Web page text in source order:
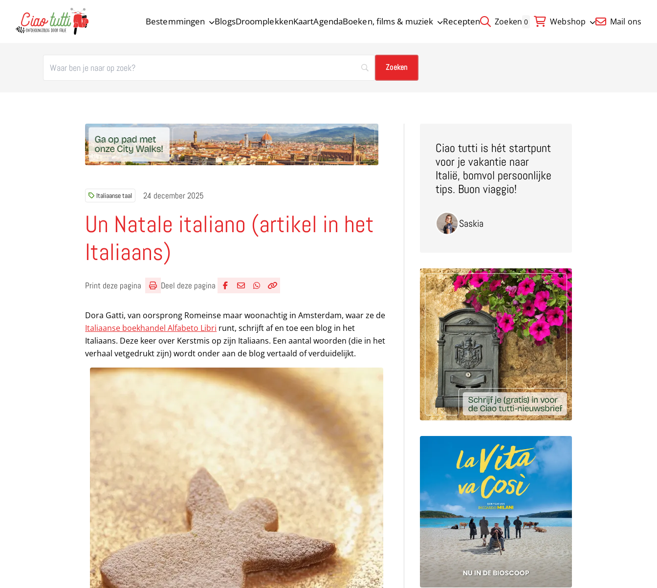
Bestemmingen BlogsDroomplekkenKaartAgendaBoeken, films & muziek Recepten Zoeken 0 Webshop Mail ons
Italiaanse taal 24 december 2025
Un Natale italiano (artikel in het
Italiaans)
Print deze pagina
Deel deze pagina
Dora Gatti, van oorsprong Romeinse maar woonachtig in Amsterdam, waar ze de
Italiaanse boekhandel Alfabeto Libri runt, schrijft af en toe een blog in het
Italiaans. Deze keer over Kerstmis op zijn Italiaans. Een aantal woorden (die in het
verhaal vetgedrukt zijn) wordt onder aan de blog vertaald of verduidelijkt.
Ciao tutti is hét startpunt
voor je vakantie naar
Italië, bomvol persoonlijke
tips. Buon viaggio!
Saskia